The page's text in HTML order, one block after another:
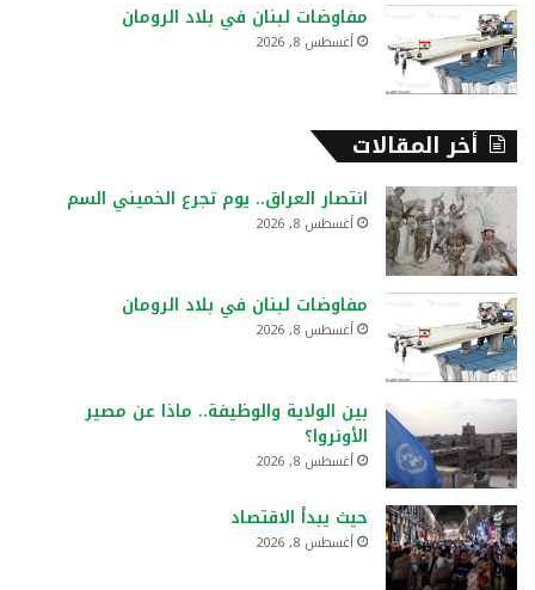
مفاوضات لبنان في بلاد الرومان
أغسطس 8, 2026
أخر المقالات
انتصار العراق.. يوم تجرع الخميني السم
أغسطس 8, 2026
مفاوضات لبنان في بلاد الرومان
أغسطس 8, 2026
بين الولاية والوظيفة.. ماذا عن مصير
الأونروا؟
أغسطس 8, 2026
حيث يبدأ الاقتصاد
أغسطس 8, 2026